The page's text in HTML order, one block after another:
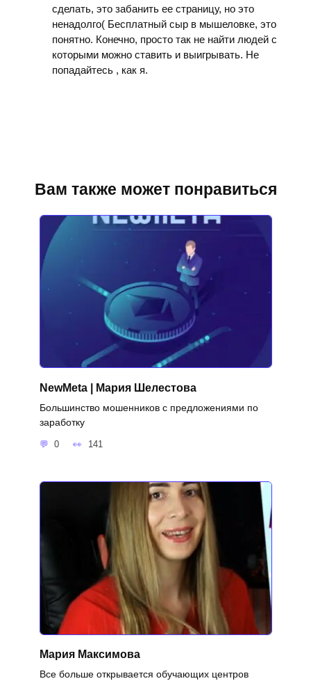
сделать, это забанить ее страницу, но это
ненадолго( Бесплатный сыр в мышеловке, это
понятно. Конечно, просто так не найти людей с
которыми можно ставить и выигрывать. Не
попадайтесь , как я.
Вам также может понравиться
NewMeta | Мария Шелестова
Большинство мошенников с предложениями по
заработку
0 141
Мария Максимова
Все больше открывается обучающих центров